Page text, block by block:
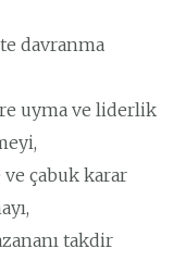
davranma
uyma ve liderlik
çabuk karar
takdir